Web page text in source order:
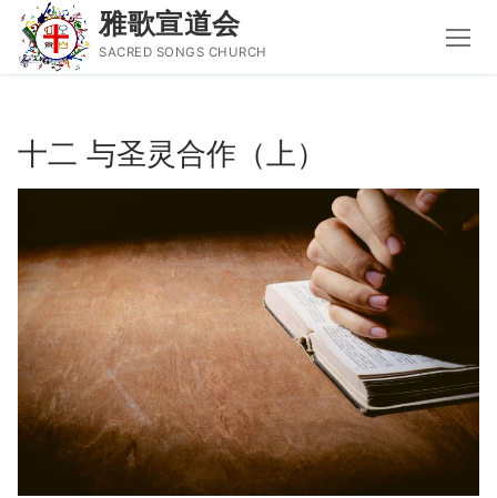
content
雅歌宣道会
SACRED SONGS CHURCH
Search
主页
主日讲道
圣经导读新唱
属灵书籍
十二 与圣灵合作（上）